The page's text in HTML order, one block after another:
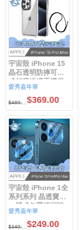
宇宙殼 iPhone 15
晶石透明防摔可拆
式斜背掛繩手機保
護殼 iPhone15 Pro
Max / iPhone15
Pro /
iPhone15plus /
iPhone15
愛秀嘉年華
$469.00$369.00
宇宙殼 iPhone 1全
系列系列 晶透寶石
一體式包覆鏡頭玻
璃保護貼
愛秀嘉年華
$349.00$249.00